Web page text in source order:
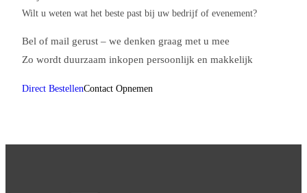
Wilt u weten wat het beste past bij uw bedrijf of evenement?
Bel of mail gerust – we denken graag met u mee
Zo wordt duurzaam inkopen persoonlijk en makkelijk
Direct BestellenContact Opnemen